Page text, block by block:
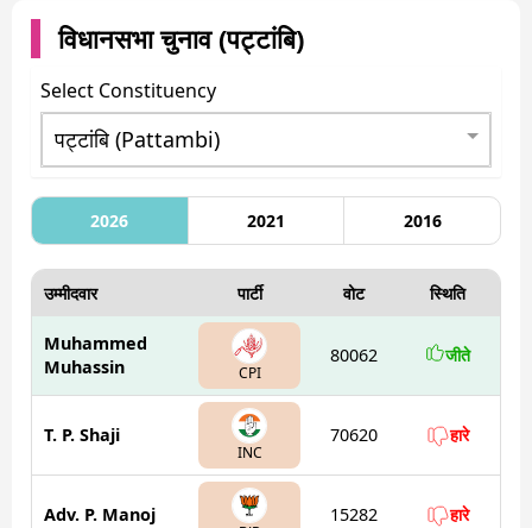
विधानसभा चुनाव (पट्टांबि)
Select Constituency
2026 2021 2016
उम्मीदवार पार्टी वोट स्थिति
Muhammed
Muhassin
CPI
80062 जीते
T. P. Shaji
INC
70620 हारे
Adv. P. Manoj 15282 हारे